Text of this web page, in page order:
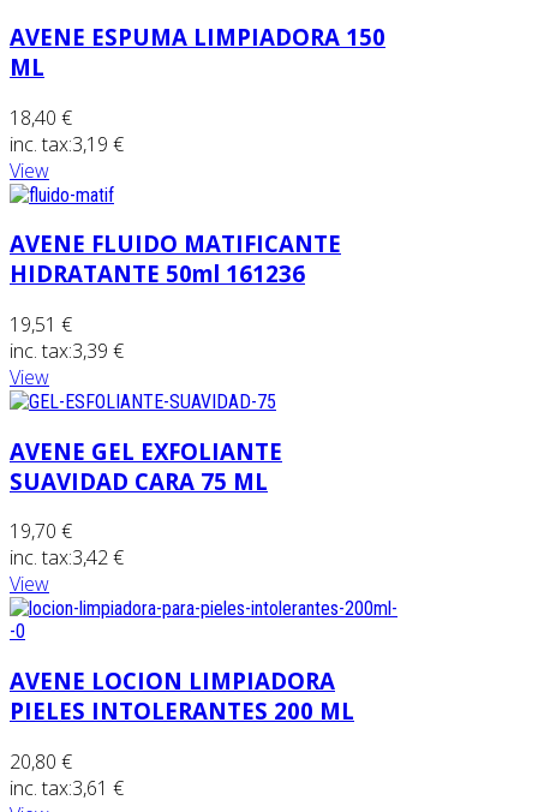
AVENE ESPUMA LIMPIADORA 150
ML
18,40 €
inc. tax:3,19 €
View
AVENE FLUIDO MATIFICANTE
HIDRATANTE 50ml 161236
19,51 €
inc. tax:3,39 €
View
AVENE GEL EXFOLIANTE
SUAVIDAD CARA 75 ML
19,70 €
inc. tax:3,42 €
View
AVENE LOCION LIMPIADORA
PIELES INTOLERANTES 200 ML
20,80 €
inc. tax:3,61 €